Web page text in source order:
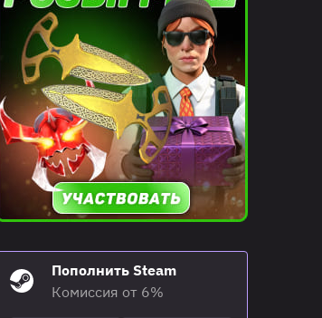
Пополнить Steam
Комиссия от 6%